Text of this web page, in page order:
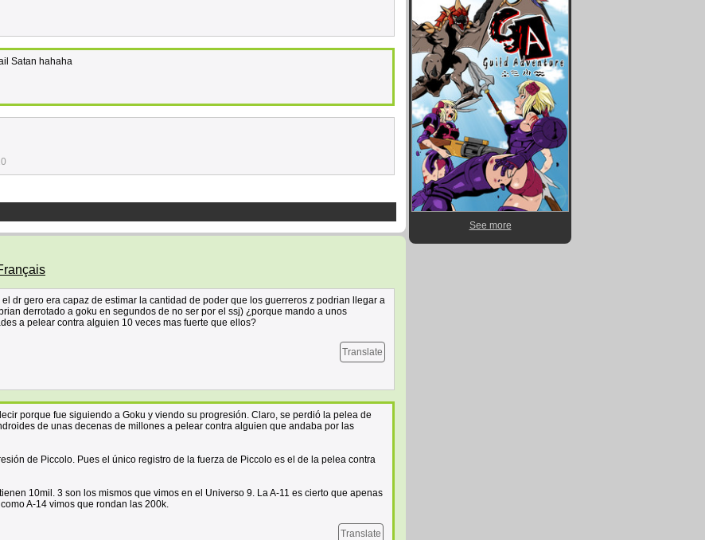
Satan hahaha
dr gero era capaz de estimar la cantidad de poder que los guerreros z podrian llegar a
derrotado a goku en segundos de no ser por el ssj) ¿porque mando a unos
a pelear contra alguien 10 veces mas fuerte que ellos?
Translate
porque fue siguiendo a Goku y viendo su progresión. Claro, se perdió la pelea de
de unas decenas de millones a pelear contra alguien que andaba por las
de Piccolo. Pues el único registro de la fuerza de Piccolo es el de la pelea contra
10mil. 3 son los mismos que vimos en el Universo 9. La A-11 es cierto que apenas
A-14 vimos que rondan las 200k.
Translate
See more